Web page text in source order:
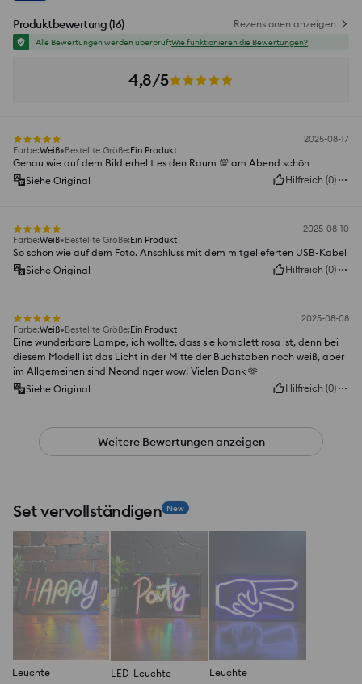
Produktbewertung(16) Rezensionen anzeigen
Alle Bewertungen werden überprüftWie funktionieren die Bewertungen?
4,8/5
2025-08-17
Farbe:Weiß Bestellte Größe:Ein Produkt
Genau wie auf dem Bild erhellt es den Raum 💯 am Abend schön
Siehe Original
Hilfreich (0)
2025-08-10
Farbe:Weiß Bestellte Größe:Ein Produkt
So schön wie auf dem Foto. Anschluss mit dem mitgelieferten USB-Kabel
Siehe Original
Hilfreich (0)
2025-08-08
Farbe:Weiß Bestellte Größe:Ein Produkt
Eine wunderbare Lampe, ich wollte, dass sie komplett rosa ist, denn bei
diesem Modell ist das Licht in der Mitte der Buchstaben noch weiß, aber
im Allgemeinen sind Neondinger wow! Vielen Dank 🫶
Siehe Original
Hilfreich (0)
Weitere Bewertungen anzeigen
Set vervollständigen New
Leuchte LED-Leuchte Leuchte